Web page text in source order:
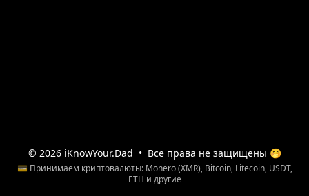
© 2026 iKnowYour.Dad • Все права не защищены 🤭
💳 Принимаем криптовалюты: Monero (XMR), Bitcoin, Litecoin, USDT,
ETH и другие